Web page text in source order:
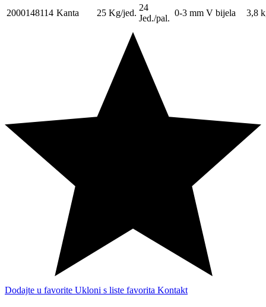
2000148114 Kanta 25 Kg/jed.
24
Jed./pal.
0-3 mm V bijela 3,8
Dodajte u favorite Ukloni s liste favorita Kontakt